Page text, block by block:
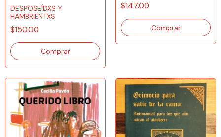
DESPOSEÍDXS Y
HAMBRIENTXS
$150.00
$147.00